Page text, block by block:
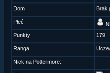
Dom Brak
Płeć
Punkty
179
Ranga
Nick na Pottermore: